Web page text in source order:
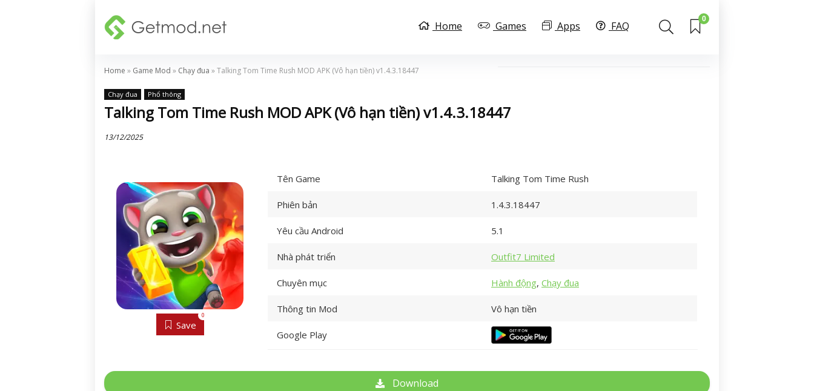
Home Games Apps FAQ
0
Home » Game Mod » Chạy đua »Talking Tom Time Rush MOD APK (Vô hạn tiền) v1.4.3.18447
Chạy đua Phổ thông
Talking Tom Time Rush MOD APK (Vô hạn tiền) v1.4.3.18447
13/12/2025
Save
0
Tên Game Talking Tom Time Rush
Phiên bản 1.4.3.18447
Yêu cầu Android 5.1
Nhà phát triển Outfit7 Limited
Chuyên mục Hành động, Chạy đua
Thông tin Mod Vô hạn tiền
Google Play
Download